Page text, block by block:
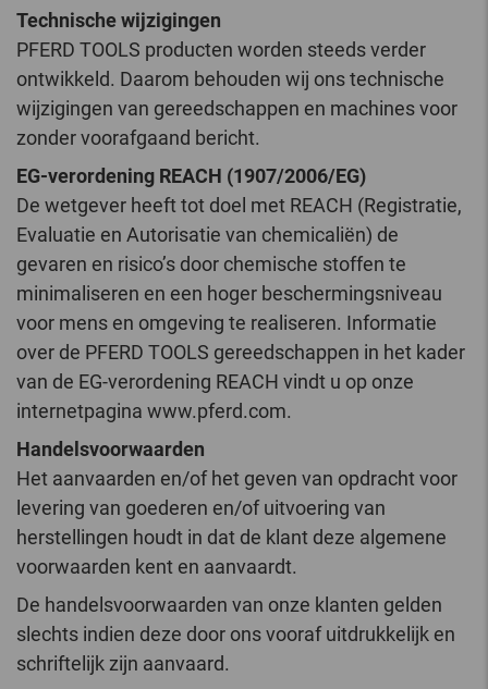
Technische wijzigingen
PFERD TOOLS producten worden steeds verder
ontwikkeld. Daarom behouden wij ons technische
wijzigingen van gereedschappen en machines voor
zonder voorafgaand bericht.
EG-verordening REACH (1907/2006/EG)
De wetgever heeft tot doel met REACH (Registratie,
Evaluatie en Autorisatie van chemicaliën) de
gevaren en risico’s door chemische stoffen te
minimaliseren en een hoger beschermingsniveau
voor mens en omgeving te realiseren. Informatie
over de PFERD TOOLS gereedschappen in het kader
van de EG-verordening REACH vindt u op onze
internetpagina www.pferd.com.
Handelsvoorwaarden
Het aanvaarden en/of het geven van opdracht voor
levering van goederen en/of uitvoering van
herstellingen houdt in dat de klant deze algemene
voorwaarden kent en aanvaardt.
De handelsvoorwaarden van onze klanten gelden
slechts indien deze door ons vooraf uitdrukkelijk en
schriftelijk zijn aanvaard.